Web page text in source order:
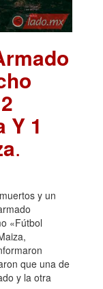
Y 1
.
y un
«Fútbol
que una de
y la otra